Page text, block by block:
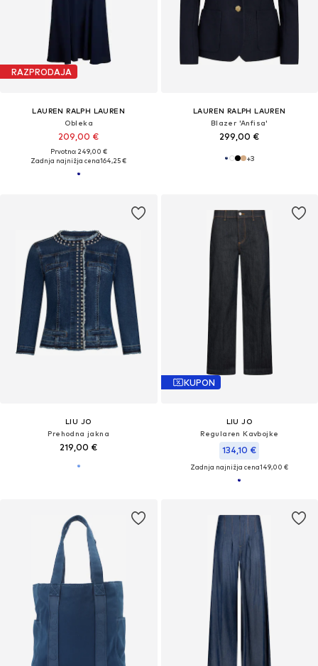
RAZPRODAJA
LAUREN RALPH LAUREN
Obleka
209,00 €
Prvotno: 249,00 €
Zadnja najnižja cena164,25 €
LAUREN RALPH LAUREN
Blazer 'Anfisa'
299,00 €
+3
LIU JO
Prehodna jakna
219,00 €
KUPON
LIU JO
Regularen Kavbojke
134,10 €
Zadnja najnižja cena149,00 €